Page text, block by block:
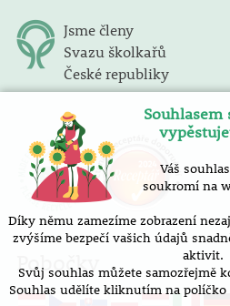
Jsme členy
Svazu školkařů
České republiky
Pobočky
Váš
soukromí na
Díky němu zamezíme zobrazení
zvýšíme bezpečí vašich údajů
aktivit.
Svůj souhlas můžete samozřejmě
Souhlas udělíte kliknutím na políčko